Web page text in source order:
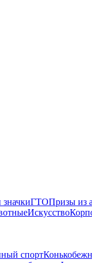
ГТОПризы из
Искусство
спорт